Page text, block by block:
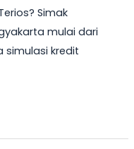
Simak
mulai dari
simulasi kredit